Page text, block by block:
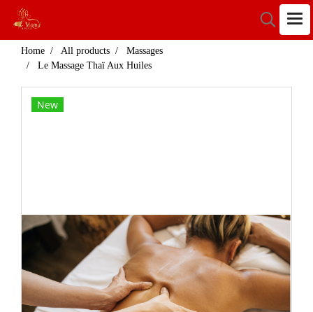
Home All products
Massages
Le Massage Thaï Aux Huiles
New